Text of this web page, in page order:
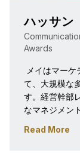
ハッサン
Awards
メイはマー
て、大規模な
す。経営幹部
なマネジメン
計画を立案・
Read More